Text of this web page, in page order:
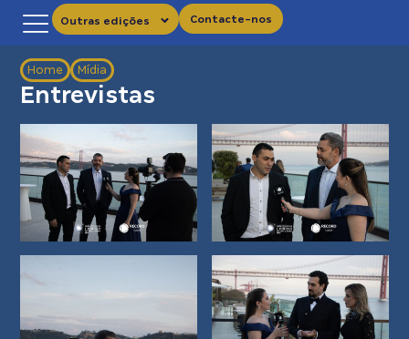
Outras edições Contacte-nos
Home Mídia
Entrevistas